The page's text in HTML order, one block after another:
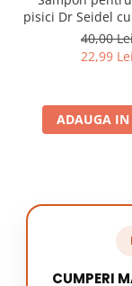
pisici Dr Seidel cu
220 ml
40,00
22,99 Lei
ADAUGA IN
CUMPERI